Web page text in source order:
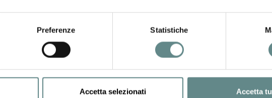
Preferenze Statistiche
Accetta selezionati Accetta